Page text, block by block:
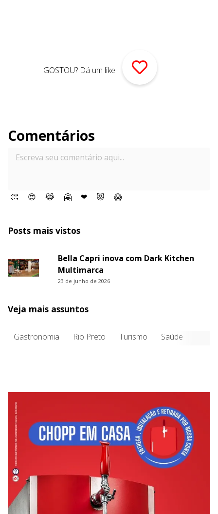
GOSTOU? Dá um like
Comentários
👏 😍 😹 🤗 ❤ 😻 😱
Posts mais vistos
Bella Capri inova com Dark Kitchen
Multimarca
23 de junho de 2026
Veja mais assuntos
Gastronomia Rio Preto Turismo Saúde